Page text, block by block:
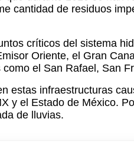
cantidad de residuos
críticos del sistema
Oriente, el Gran
el San Rafael, San
estas infraestructuras
y el Estado de México.
de lluvias.